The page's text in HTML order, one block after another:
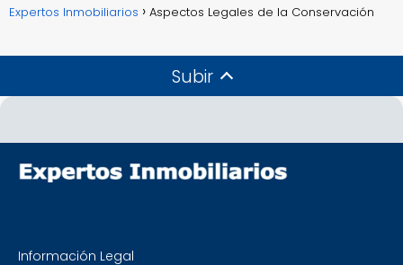
Expertos Inmobiliarios Aspectos Legales de la Conservación
Subir
Información Legal